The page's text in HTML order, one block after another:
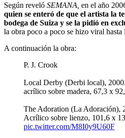
Según reveló SEMANA, en el año
quien se enteró de que el artista la
bodega de Suiza y se la pidió en
la obra poco a poco se hizo viral hasta
A continuación la obra:
P. J. Crook
Local Derby (Derbi local),
acrílico sobre madera, 67,3 x
The Adoration (La Adoración),
Acrílico sobre lienzo, 101,6 x
pic.twitter.com/M8I0y9U60F